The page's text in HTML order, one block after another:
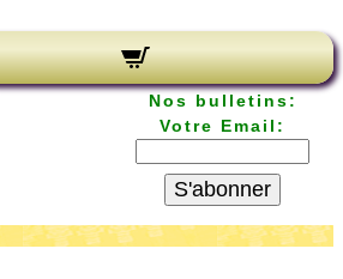
Nos bulletins:
Votre Email:
S'abonner